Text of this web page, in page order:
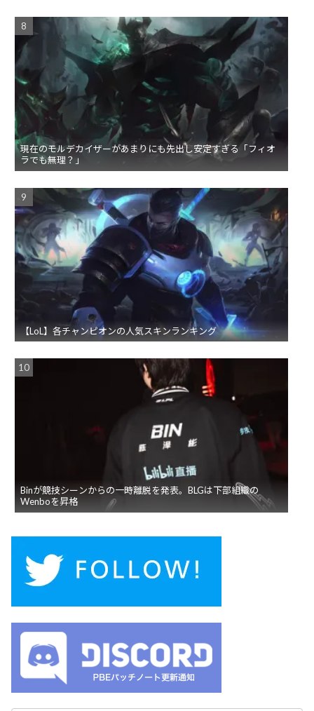
現在のモルデカイザーがあまりにも先出し安定すぎる「フィオ
ラでも無理？」
【LoL】各チャンピオンの人気スキンランキング
Binが競技シーンからの一時離脱を発表。BLGは下部組織の
Wenboを昇格